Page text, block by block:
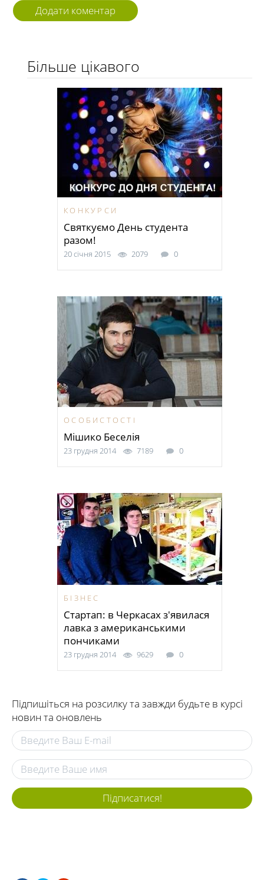
Додати коментар
Більше цікавого
КОНКУРСИ
Святкуємо День студента
разом!
20 січня 2015 2079 0
ОСОБИСТОСТІ
Мішико Беселія
23 грудня 2014 7189 0
БІЗНЕС
Стартап: в Черкасах з'явилася
лавка з американськими
пончиками
23 грудня 2014 9629 0
Підпишіться на розсилку та завжди будьте в курсі
новин та оновлень
Підписатися!